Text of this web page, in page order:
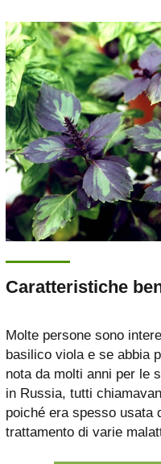
Caratteristiche
Molte persone sono
basilico viola e se abbia
nota da molti anni per le
in Russia, tutti
poiché era spesso usata
trattamento di varie